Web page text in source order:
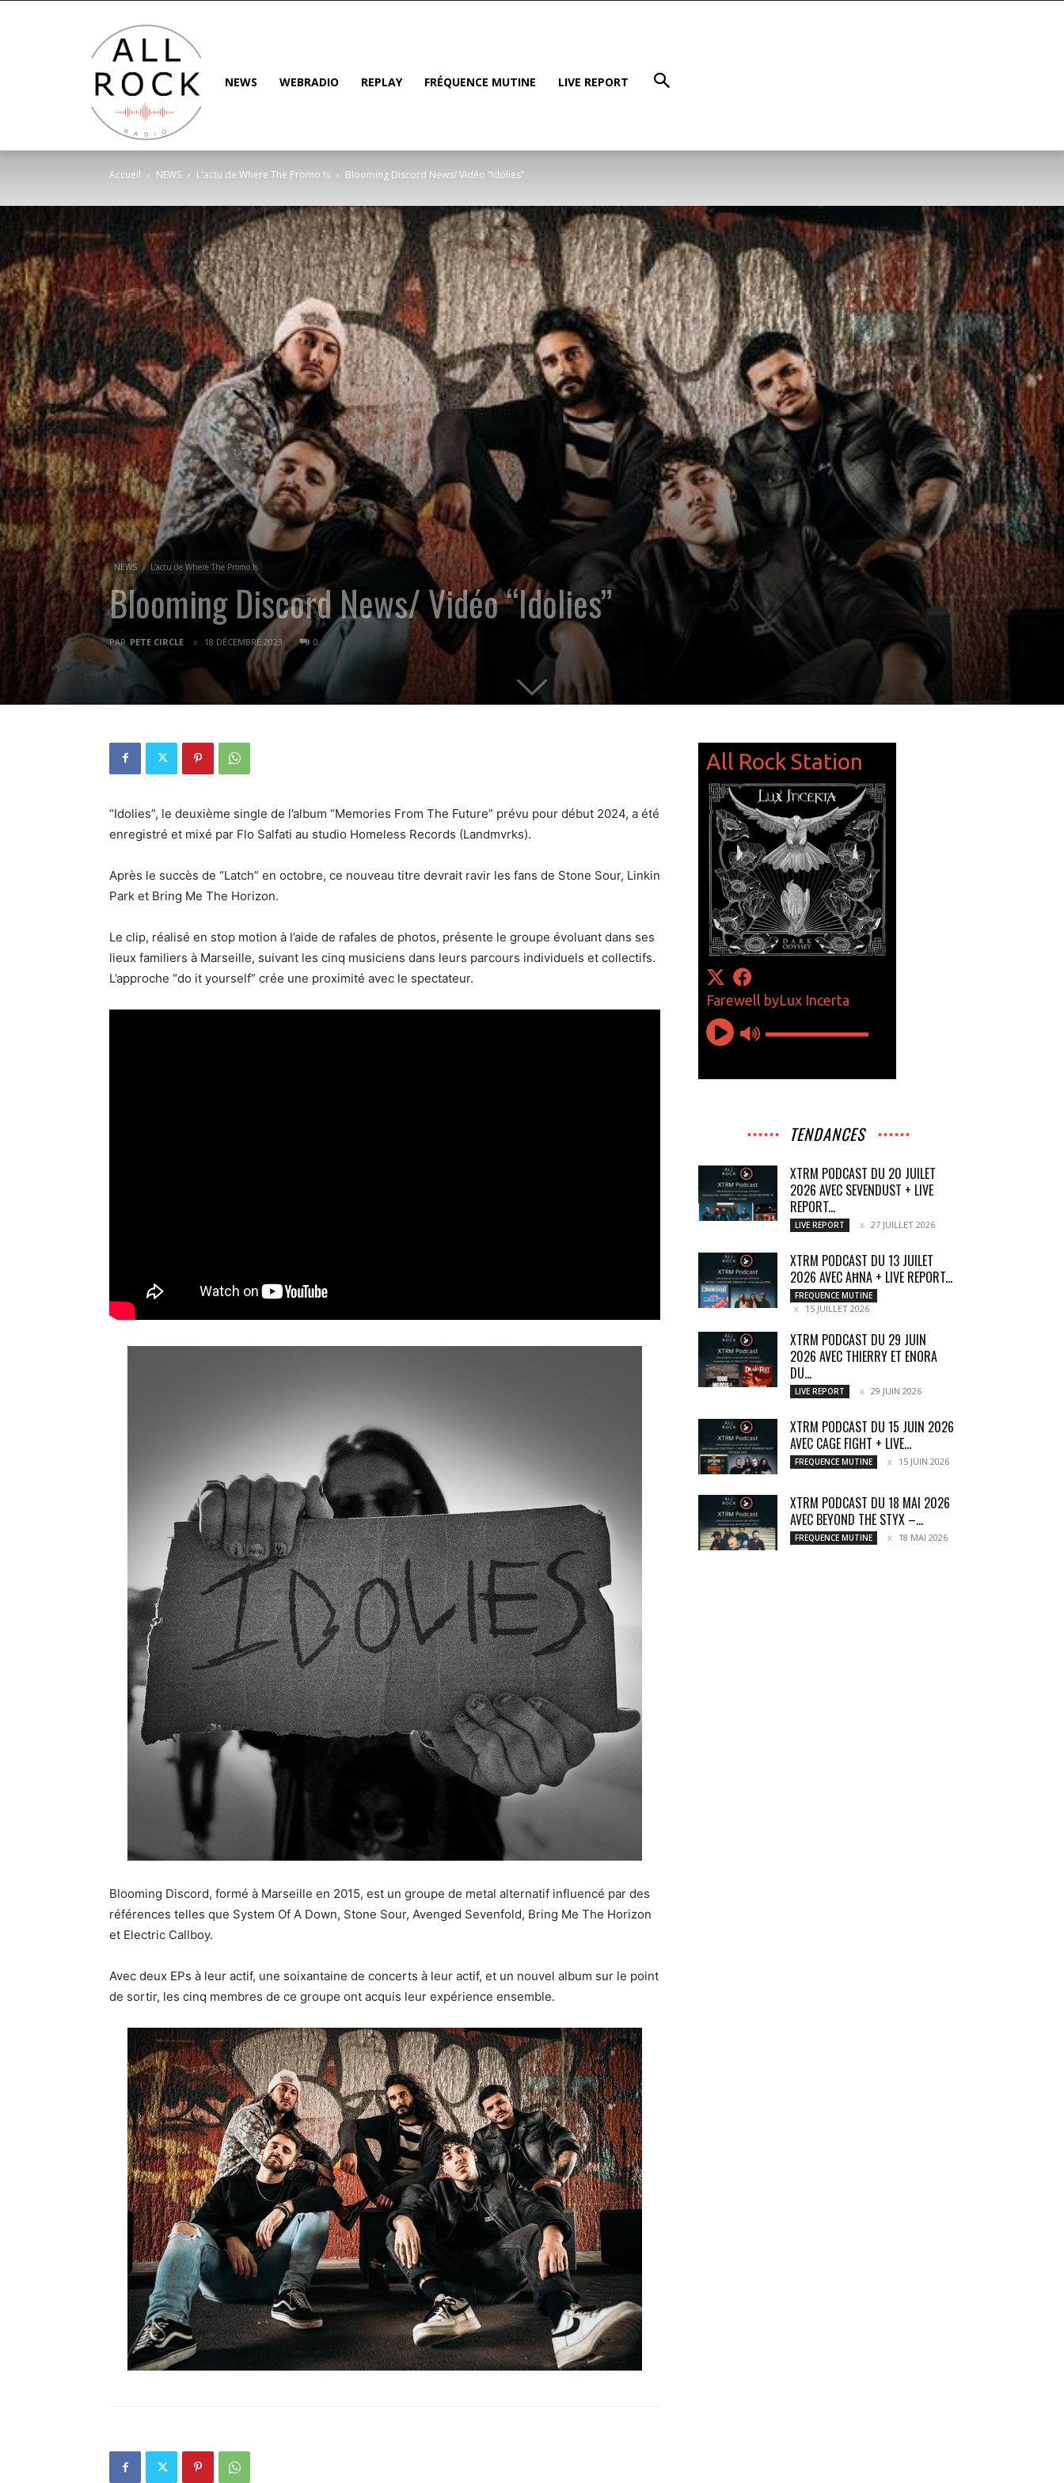
NEWS WEBRADIO REPLAY FRÉQUENCE MUTINE LIVE REPORT
Accueil NEWS L'actu de Where The Promo Is Blooming Discord News/ Vidéo “Idolies”
NEWS L'actu de Where The Promo Is
Blooming Discord News/ Vidéo “Idolies”
PAR PETE CIRCLE 18 DÉCEMBRE 2023 0
“Idolies”, le deuxième single de l’album “Memories From The Future” prévu pour début 2024, a été
enregistré et mixé par Flo Salfati au studio Homeless Records (Landmvrks).
Après le succès de “Latch” en octobre, ce nouveau titre devrait ravir les fans de Stone Sour, Linkin
Park et Bring Me The Horizon.
Le clip, réalisé en stop motion à l’aide de rafales de photos, présente le groupe évoluant dans ses
lieux familiers à Marseille, suivant les cinq musiciens dans leurs parcours individuels et collectifs.
L’approche “do it yourself” crée une proximité avec le spectateur.
Blooming Discord, formé à Marseille en 2015, est un groupe de metal alternatif influencé par des
références telles que System Of A Down, Stone Sour, Avenged Sevenfold, Bring Me The Horizon
et Electric Callboy.
Avec deux EPs à leur actif, une soixantaine de concerts à leur actif, et un nouvel album sur le point
de sortir, les cinq membres de ce groupe ont acquis leur expérience ensemble.
TENDANCES
XTRM PODCAST DU 20 JUILET
2026 AVEC SEVENDUST + LIVE
REPORT...
LIVE REPORT 27 JUILLET 2026
XTRM PODCAST DU 13 JUILET
2026 AVEC AĦNA + LIVE REPORT...
FREQUENCE MUTINE
15 JUILLET 2026
XTRM PODCAST DU 29 JUIN
2026 AVEC THIERRY ET ENORA
DU...
LIVE REPORT 29 JUIN 2026
XTRM PODCAST DU 15 JUIN 2026
AVEC CAGE FIGHT + LIVE...
FREQUENCE MUTINE 15 JUIN 2026
XTRM PODCAST DU 18 MAI 2026
AVEC BEYOND THE STYX –...
FREQUENCE MUTINE 18 MAI 2026